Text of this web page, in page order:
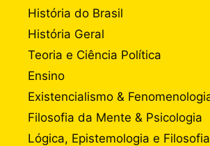
História do Brasil
História Geral
Teoria e Ciência Política
Ensino
Existencialismo &
Filosofia da Mente & Psicologia
Lógica, Epistemologia e